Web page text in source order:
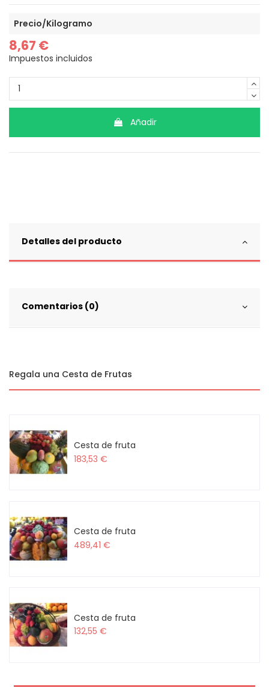
Precio/Kilogramo
8,67 €
Impuestos incluidos
Añadir
Detalles del producto
Comentarios (0)
Regala una Cesta de Frutas
Cesta de fruta
183,53 €
Cesta de fruta
489,41 €
Cesta de fruta
132,55 €